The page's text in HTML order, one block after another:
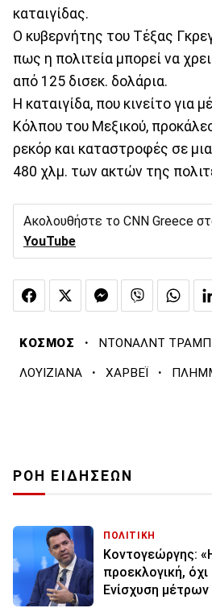
καταιγίδας.
Ο κυβερνήτης του Τέξας
πως η πολιτεία μπορεί να
από 125 δισεκ. δολάρια.
Η καταιγίδα, που κινείτο για
Κόλπου του Μεξικού,
ρεκόρ και καταστροφές σε
480 χλμ. των ακτών της
Ακολουθήστε το CNN Greece
YouTube
ΚΟΣΜΟΣ · ΝΤΟΝΑΛΝΤ ΤΡΑΜΠ
ΛΟΥΙΖΙΑΝΑ · ΧΑΡΒΕΪ ·
ΡΟΗ ΕΙΔΗΣΕΩΝ
ΠΟΛΙΤΙΚΗ
Κοντογεώργης:
προεκλογική,
Ενίσχυση μέτρων